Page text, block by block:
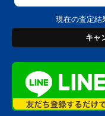
現在の査定結
キャ